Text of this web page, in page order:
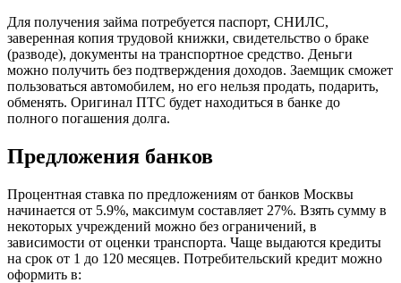
Для получения займа потребуется паспорт, СНИЛС,
заверенная копия трудовой книжки, свидетельство о браке
(разводе), документы на транспортное средство. Деньги
можно получить без подтверждения доходов. Заемщик сможет
пользоваться автомобилем, но его нельзя продать, подарить,
обменять. Оригинал ПТС будет находиться в банке до
полного погашения долга.
Предложения банков
Процентная ставка по предложениям от банков Москвы
начинается от 5.9%, максимум составляет 27%. Взять сумму в
некоторых учреждений можно без ограничений, в
зависимости от оценки транспорта. Чаще выдаются кредиты
на срок от 1 до 120 месяцев. Потребительский кредит можно
оформить в: